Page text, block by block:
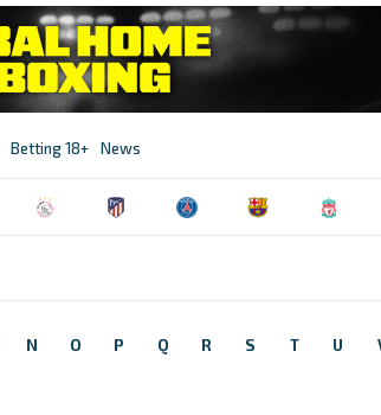
Betting 18+ News
N O P Q R S T U